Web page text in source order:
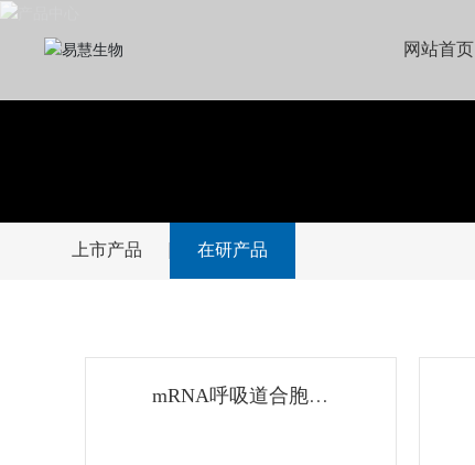
网站首页
上市产品 在研产品
mRNA呼吸道合胞病